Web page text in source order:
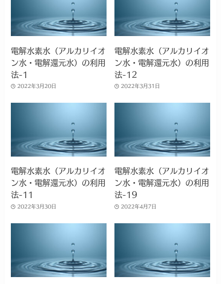
電解水素水（アルカリイオ
ン水・電解還元水）の利用
法-1
2022年3月20日
電解水素水（アルカリイオ
ン水・電解還元水）の利用
法-12
2022年3月31日
電解水素水（アルカリイオ
ン水・電解還元水）の利用
法-11
2022年3月30日
電解水素水（アルカリイオ
ン水・電解還元水）の利用
法-19
2022年4月7日